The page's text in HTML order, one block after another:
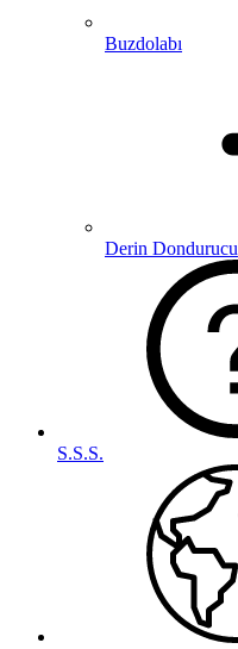
Buzdolabı
Derin Dondurucu
S.S.S.